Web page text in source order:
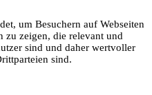
um Besuchern auf Webseiten
zu zeigen, die relevant und
sind und daher wertvoller
sind.